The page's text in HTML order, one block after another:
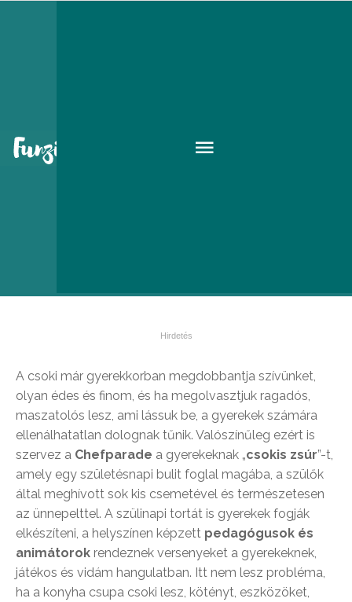
A csoki már gyerekkorban megdobbantja szívünket,
olyan édes és finom, és ha megolvasztjuk ragadós,
maszatolós lesz, ami lássuk be, a gyerekek számára
ellenálhatatlan dolognak tűnik. Valószínűleg ezért is
szervez a Chefparade a gyerekeknak „csokis zsúr”-t,
amely egy születésnapi bulit foglal magába, a szülők
által meghívott sok kis csemetével és természetesen
az ünnepelttel. A szülinapi tortát is gyerekek fogják
elkészíteni, a helyszínen képzett pedagógusok és
animátorok rendeznek versenyeket a gyerekeknek,
játékos és vidám hangulatban. Itt nem lesz probléma,
ha a konyha csupa csoki lesz, kötényt, eszközöket,